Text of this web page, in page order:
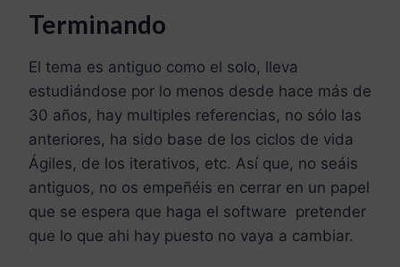
Terminando
El tema es antiguo como el solo, lleva
estudiándose por lo menos desde hace más de
30 años, hay multiples referencias, no sólo las
anteriores, ha sido base de los ciclos de vida
Ágiles, de los iterativos, etc. Así que, no seáis
antiguos, no os empeñéis en cerrar en un papel
que se espera que haga el software pretender
que lo que ahi hay puesto no vaya a cambiar.